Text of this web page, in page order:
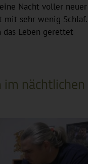
Nacht voller neuer
mit sehr wenig Schlaf.
Leben gerettet
nächtlichen